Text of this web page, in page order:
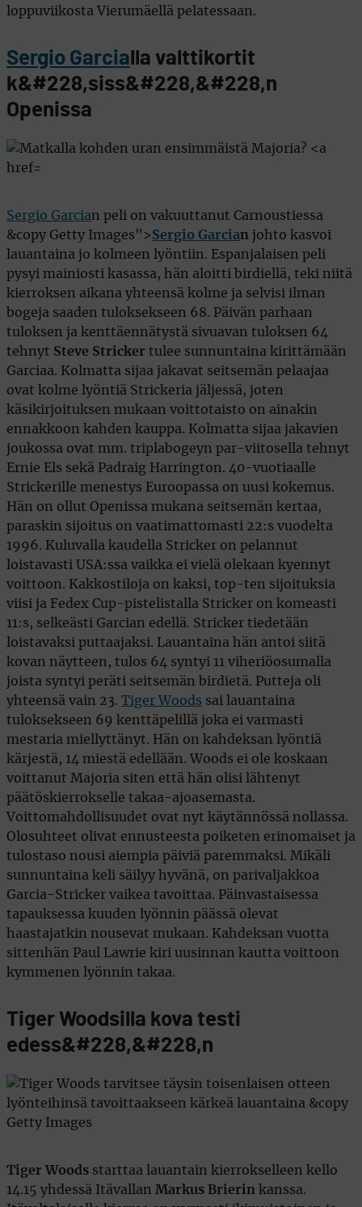
loppuviikosta Vierumäellä pelatessaan.
Sergio Garcia lla valttikortit
k&#228,siss&#228,&#228,n
Openissa
Sergio Garcian peli on vakuuttanut Carnoustiessa
&copy Getty Images">Sergio Garcian johto kasvoi
lauantaina jo kolmeen lyöntiin. Espanjalaisen peli
pysyi mainiosti kasassa, hän aloitti birdiellä, teki niitä
kierroksen aikana yhteensä kolme ja selvisi ilman
bogeja saaden tuloksekseen 68. Päivän parhaan
tuloksen ja kenttäennätystä sivuavan tuloksen 64
tehnyt Steve Stricker tulee sunnuntaina kirittämään
Garciaa. Kolmatta sijaa jakavat seitsemän pelaajaa
ovat kolme lyöntiä Strickeria jäljessä, joten
käsikirjoituksen mukaan voittotaisto on ainakin
ennakkoon kahden kauppa. Kolmatta sijaa jakavien
joukossa ovat mm. triplabogeyn par-viitosella tehnyt
Ernie Els sekä Padraig Harrington. 40-vuotiaalle
Strickerille menestys Euroopassa on uusi kokemus.
Hän on ollut Openissa mukana seitsemän kertaa,
paraskin sijoitus on vaatimattomasti 22:s vuodelta
1996. Kuluvalla kaudella Stricker on pelannut
loistavasti USA:ssa vaikka ei vielä olekaan kyennyt
voittoon. Kakkostiloja on kaksi, top-ten sijoituksia
viisi ja Fedex Cup-pistelistalla Stricker on komeasti
11:s, selkeästi Garcian edellä. Stricker tiedetään
loistavaksi puttaajaksi. Lauantaina hän antoi siitä
kovan näytteen, tulos 64 syntyi 11 viheriöosumalla
joista syntyi peräti seitsemän birdietä. Putteja oli
yhteensä vain 23. Tiger Woods sai lauantaina
tuloksekseen 69 kenttäpelillä joka ei varmasti
mestaria miellyttänyt. Hän on kahdeksan lyöntiä
kärjestä, 14 miestä edellään. Woods ei ole koskaan
voittanut Majoria siten että hän olisi lähtenyt
päätöskierrokselle takaa-ajoasemasta.
Voittomahdollisuudet ovat nyt käytännössä nollassa.
Olosuhteet olivat ennusteesta poiketen erinomaiset ja
tulostaso nousi aiempia päiviä paremmaksi. Mikäli
sunnuntaina keli säilyy hyvänä, on parivaljakkoa
Garcia-Stricker vaikea tavoittaa. Päinvastaisessa
tapauksessa kuuden lyönnin päässä olevat
haastajatkin nousevat mukaan. Kahdeksan vuotta
sittenhän Paul Lawrie kiri uusinnan kautta voittoon
kymmenen lyönnin takaa.
Tiger Woodsilla kova testi
edess&#228,&#228,n
Tiger Woods starttaa lauantain kierrokselleen kello
14.15 yhdessä Itävallan Markus Brierin kanssa.